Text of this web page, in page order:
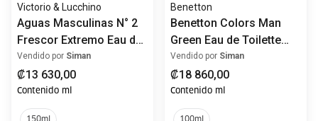
Victorio & Lucchino
Aguas Masculinas N° 2
Frescor Extremo Eau de
Toilette 150ml
Vendido por Siman
₡13 630,00
Contenido ml
Benetton
Benetton Colors Man
Green Eau de Toilette
100ml
Vendido por Siman
₡18 860,00
Contenido ml